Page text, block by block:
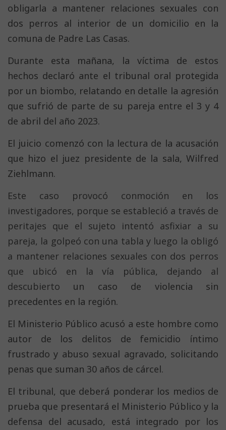
obligarla a mantener relaciones sexuales con
dos perros al interior de un domicilio en la
comuna de Padre Las Casas.
Durante esta mañana, la víctima de estos
hechos declaró ante el tribunal oral protegida
por un biombo, relatando en detalle la agresión
que sufrió de parte de su pareja entre el 3 y 4
de abril del año 2023.
El juicio comenzó con la lectura de la acusación
que hizo el juez presidente de la sala, Wilfred
Ziehlmann.
Este caso provocó conmoción en los
investigadores, porque se estableció a través de
peritajes que el sujeto intentó asfixiar a su
pareja, la golpeó con una tabla y luego la obligó
a mantener relaciones sexuales con dos perros
que ubicó en la vía pública, dejando al
descubierto un caso de violencia sin
precedentes en la región.
El Ministerio Público acusó a este hombre como
autor de los delitos de femicidio íntimo
frustrado y abuso sexual agravado, solicitando
penas que suman 30 años de cárcel.
El tribunal, que deberá ponderar los medios de
prueba que presentará el Ministerio Público y la
defensa del acusado, está integrado por los